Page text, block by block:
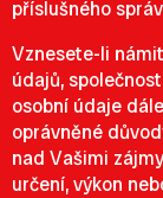
příslušného
Vznesete-li
údajů,
osobní údaje
oprávněné
nad Vašimi
určení, výkon